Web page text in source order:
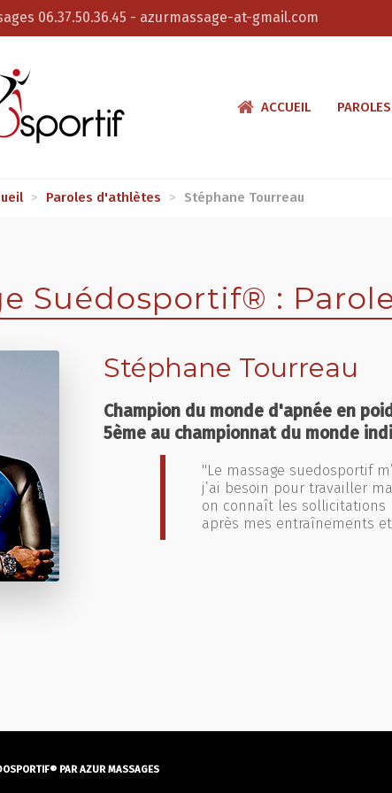
06.37.50.36.45 - azurmassage-at-gmail.com
ACCUEIL
> Paroles d'athlètes > Stéphane Tourreau
Suédosportif® :
Stéphane Tourreau
Champion du monde d'apnée en
5ème au championnat du monde
"Le massage suedosportif
j’ai besoin pour travailler
on connaît les sollicitations
après mes entraînements
PAR AZUR MASSAGES